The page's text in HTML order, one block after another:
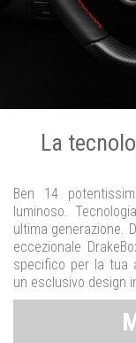
La
Ben 14
luminoso.
ultima generazione.
eccezionale
specifico per la tua
un esclusivo design